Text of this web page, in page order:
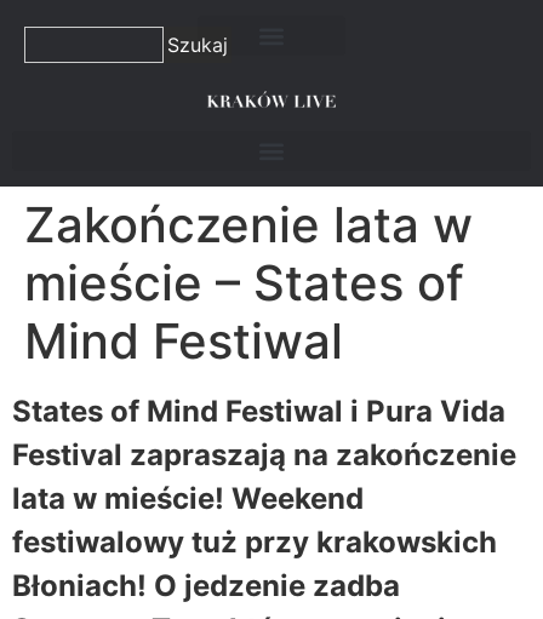
Szukaj
Zakończenie lata w
mieście – States of
Mind Festiwal
States of Mind Festiwal i Pura Vida
Festival zapraszają na zakończenie
lata w mieście! Weekend
festiwalowy tuż przy krakowskich
Błoniach! O jedzenie zadba